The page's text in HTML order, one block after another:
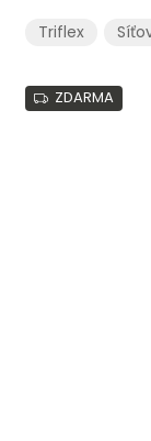
Triflex
ZDARMA